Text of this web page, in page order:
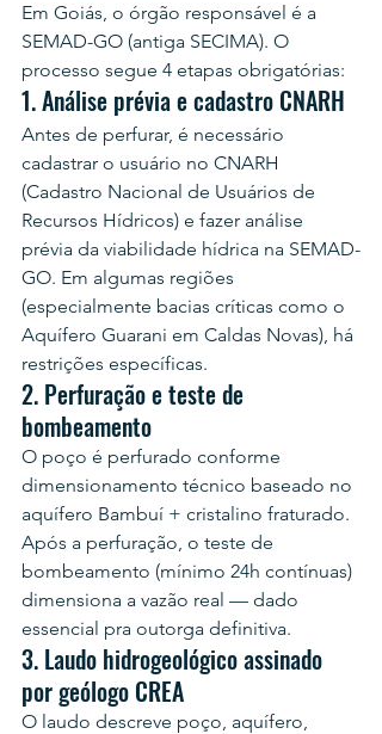
Em Goiás, o órgão responsável é a
SEMAD-GO (antiga SECIMA). O
processo segue 4 etapas obrigatórias:
1. Análise prévia e cadastro CNARH
Antes de perfurar, é necessário
cadastrar o usuário no CNARH
(Cadastro Nacional de Usuários de
Recursos Hídricos) e fazer análise
prévia da viabilidade hídrica na SEMAD-
GO. Em algumas regiões
(especialmente bacias críticas como o
Aquífero Guarani em Caldas Novas), há
restrições específicas.
2. Perfuração e teste de
bombeamento
O poço é perfurado conforme
dimensionamento técnico baseado no
aquífero Bambuí + cristalino fraturado.
Após a perfuração, o teste de
bombeamento (mínimo 24h contínuas)
dimensiona a vazão real — dado
essencial pra outorga definitiva.
3. Laudo hidrogeológico assinado
por geólogo CREA
O laudo descreve poço, aquífero,